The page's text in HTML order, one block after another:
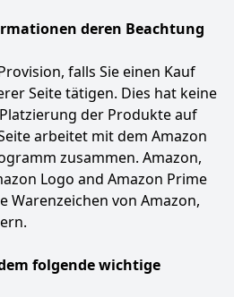
deren Beachtung
falls Sie einen Kauf
Seite tätigen. Dies hat keine
der Produkte auf
arbeitet mit dem Amazon
zusammen. Amazon,
Logo and Amazon Prime
Warenzeichen von Amazon,
folgende wichtige